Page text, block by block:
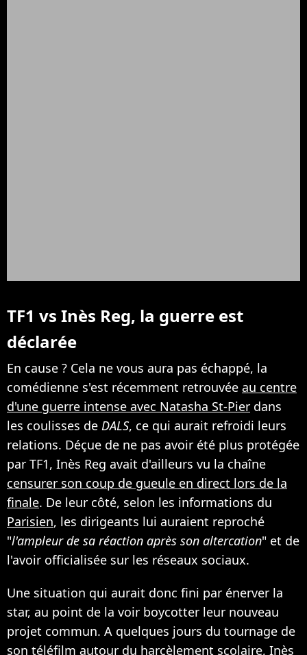
TF1 vs Inès Reg, la guerre est
déclarée
En cause ? Cela ne vous aura pas échappé, la
comédienne s'est récemment retrouvée au centre
d'une guerre intense avec Natasha St-Pier dans
les coulisses de DALS, ce qui aurait refroidi leurs
relations. Déçue de ne pas avoir été plus protégée
par TF1, Inès Reg avait d'ailleurs vu la chaîne
censurer son coup de gueule en direct lors de la
finale. De leur côté, selon les informations du
Parisien, les dirigeants lui auraient reproché
"l'ampleur de sa réaction après son altercation" et de
l'avoir officialisée sur les réseaux sociaux.
Une situation qui aurait donc fini par énerver la
star, au point de la voir boycotter leur nouveau
projet commun. A quelques jours du tournage de
son téléfilm autour du harcèlement scolaire, Inès